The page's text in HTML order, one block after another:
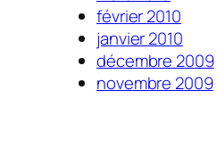
février 2010
janvier 2010
décembre 2009
novembre 2009